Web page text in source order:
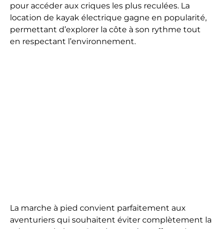
pour accéder aux criques les plus reculées. La
location de kayak électrique gagne en popularité,
permettant d’explorer la côte à son rythme tout
en respectant l’environnement.
La marche à pied convient parfaitement aux
aventuriers qui souhaitent éviter complètement la